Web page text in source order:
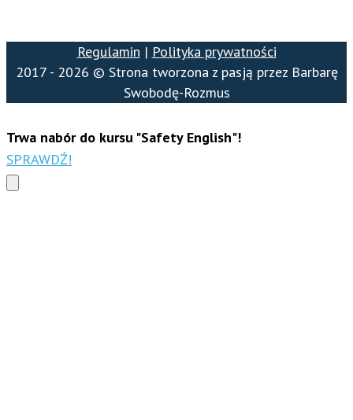
Regulamin | Polityka prywatności
2017 - 2026 © Strona tworzona z pasją przez Barbarę
Swobodę-Rozmus
Trwa nabór do kursu "Safety English"!
SPRAWDŹ!